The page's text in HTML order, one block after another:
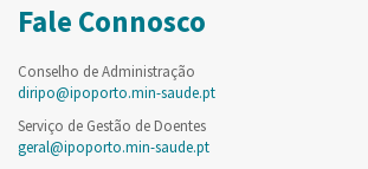
Fale Connosco
Conselho de Administração
diripo@ipoporto.min-saude.pt
Serviço de Gestão de Doentes
geral@ipoporto.min-saude.pt